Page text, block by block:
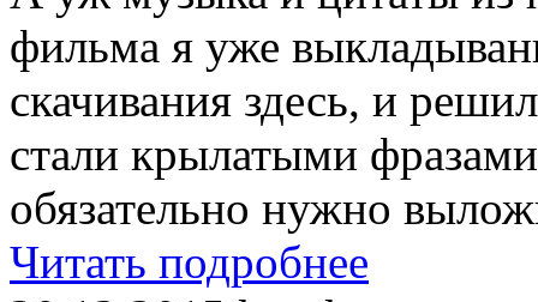
фильма я уже
скачивания здесь, и
стали крылатыми
обязательно нужно
Читать подробнее